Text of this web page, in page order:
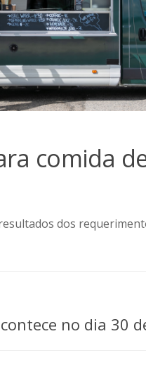
comida
dos
no dia 30